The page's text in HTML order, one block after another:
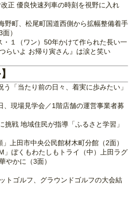
正 優良快速列車の時刻を視野に入れ
野町、松尾町国道西側から拡幅整備着手
）
１（ワン）50年かけて作られた長い一
らいよ お帰り寅さん』は涙と笑い
「当たり前の日々、着実に歩みたい」
、現場見学会／1階店舗の運営事業者募
戦 地域住民が指導「ふるさと学習」
上田市中央公民館材木町分館（2面）
」ぼくもわたしもトライ（中）上田ラグ
やかに（3面）
トゴルフ、グラウンドゴルフの大会結